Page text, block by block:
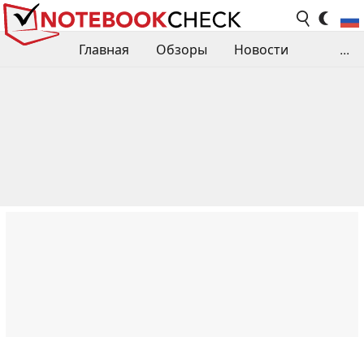
Главная Обзоры
Новости
...